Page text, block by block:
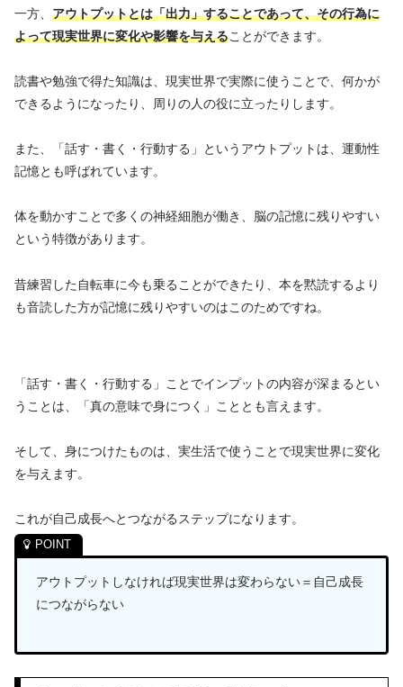
一方、 アウトプットとは「出力」することであって、その行為に
よって現実世界に変化や影響を与えることができます。
読書や勉強で得た知識は、現実世界で実際に使うことで、何かが
できるようになったり、周りの人の役に立ったりします。
また、「話す・書く・行動する」というアウトプットは、運動性
記憶とも呼ばれています。
体を動かすことで多くの神経細胞が働き、脳の記憶に残りやすい
という特徴があります。
昔練習した自転車に今も乗ることができたり、本を黙読するより
も音読した方が記憶に残りやすいのはこのためですね。
「話す・書く・行動する」ことでインプットの内容が深まるとい
うことは、「真の意味で身につく」こととも言えます。
そして、身につけたものは、実生活で使うことで現実世界に変化
を与えます。
これが自己成長へとつながるステップになります。
アウトプットしなければ現実世界は変わらない＝自己成長
につながらない